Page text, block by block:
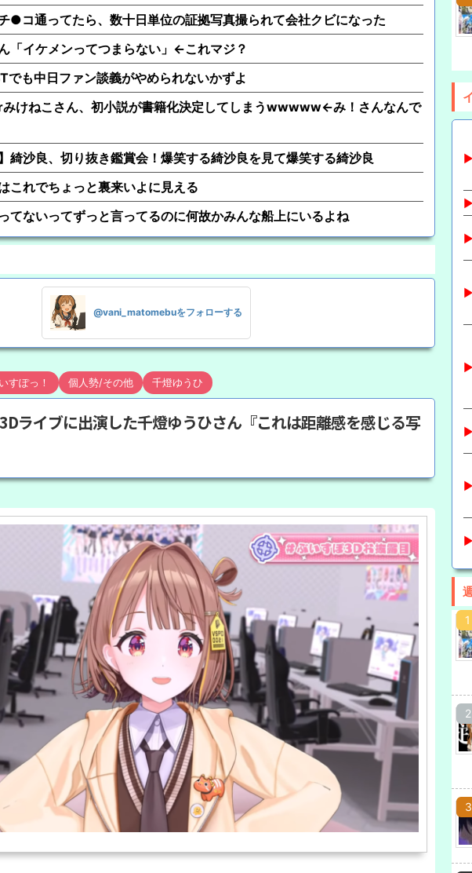
●コ通ってたら、数十日単位の証拠写真撮られて会社クビになった
「イケメンってつまらない」←これマジ？
でも中日ファン談義がやめられないかずよ
みけねこさん、初小説が書籍化決定してしまうwwwww←み！さんなんで
綺沙良、切り抜き鑑賞会！爆笑する綺沙良を見て爆笑する綺沙良
これでちょっと裏来いよに見える
てないってずっと言ってるのに何故かみんな船上にいるよね
@vani_matomebuをフォローする
すぽっ！ 個人勢/その他 千燈ゆうひ
ライブに出演した千燈ゆうひさん『これは距離感を感じる写